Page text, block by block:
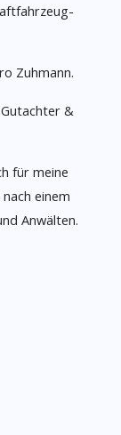
Zuhmann.
&
für meine
einem
Anwälten.